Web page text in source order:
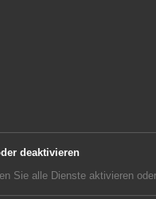
Wolfgang Steidle
zum Richtfest der
die Glückwünsche
(© Stadt Aalen)
deaktivieren
Sie alle Dienste aktivieren